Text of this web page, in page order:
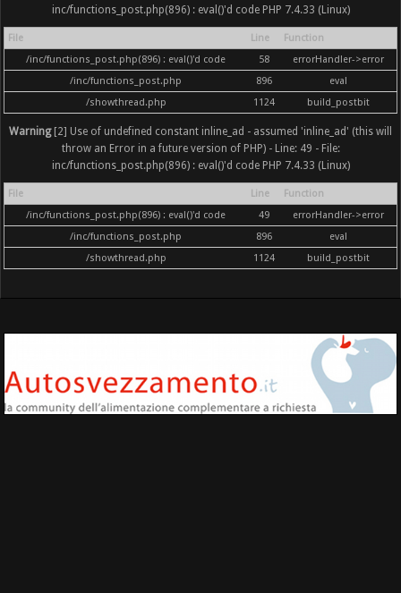
inc/functions_post.php(896) : eval()'d code PHP 7.4.33 (Linux)
File Line
Function
/inc/functions_post.php(896) : eval()'d code
58
errorHandler->error
/inc/functions_post.php
896
eval
/showthread.php
1124 build_postbit
Warning[2] Use of undefined constant inline_ad - assumed 'inline_ad' (this will
throw an Error in a future version of PHP) - Line: 49 - File:
inc/functions_post.php(896) : eval()'d code PHP 7.4.33 (Linux)
File Line
Function
/inc/functions_post.php(896) : eval()'d code
49
errorHandler->error
/inc/functions_post.php
896
eval
/showthread.php
1124 build_postbit